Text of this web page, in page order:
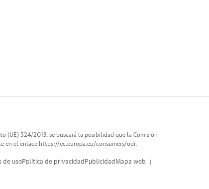
(UE) 524/2013, se buscará la posibilidad que la Comisión
en el enlace https://ec.europa.eu/consumers/odr.
de usoPolítica de privacidad Publicidad Mapa web